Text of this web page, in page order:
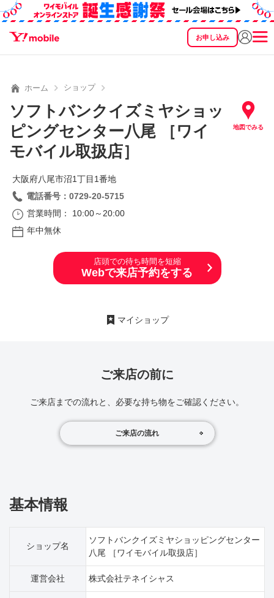
お申し込み
SEARCH
ホーム ショップ
ソフトバンクイズミヤショッ
ピングセンター八尾 ［ワイ
モバイル取扱店］
地図でみる
大阪府八尾市沼1丁目1番地
電話番号：0729-20-5715
営業時間： 10:00～20:00
年中無休
店頭での待ち時間を短縮
Webで来店予約をする
マイショップ
ご来店の前に
ご来店までの流れと、必要な持ち物をご確認ください。
ご来店の流れ
基本情報
ショップ名
ソフトバンクイズミヤショッピングセンター
八尾 ［ワイモバイル取扱店］
運営会社 株式会社テネイシャス